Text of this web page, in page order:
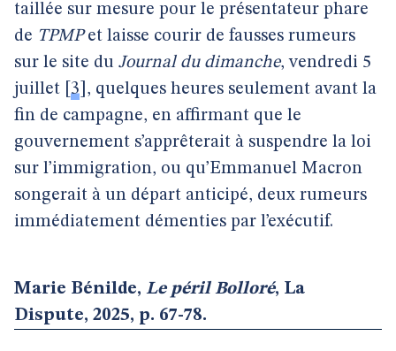
taillée sur mesure pour le présentateur phare
de TPMPet laisse courir de fausses rumeurs
sur le site du Journal du dimanche, vendredi 5
juillet 3 , quelques heures seulement avant la
fin de campagne, en affirmant que le
gouvernement s’apprêterait à suspendre la loi
sur l’immigration, ou qu’Emmanuel Macron
songerait à un départ anticipé, deux rumeurs
immédiatement démenties par l’exécutif.
Marie Bénilde, Le péril Bolloré, La
Dispute, 2025, p. 67-78.